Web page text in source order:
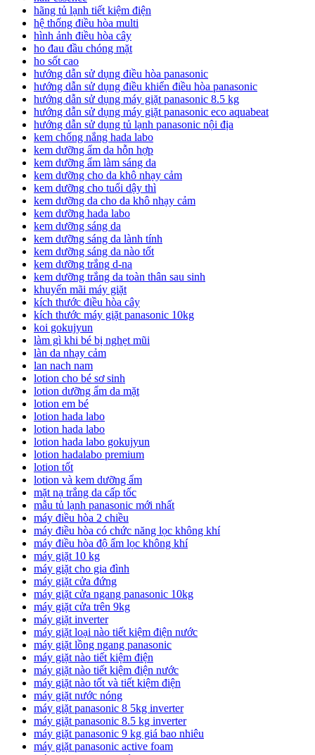
hãng tủ lạnh tiết kiệm điện
hệ thống điều hòa multi
hình ảnh điều hòa cây
ho đau đầu chóng mặt
ho sốt cao
hướng dẫn sử dụng điều hòa panasonic
hướng dẫn sử dụng điều khiển điều hòa panasonic
hướng dẫn sử dụng máy giặt panasonic 8.5 kg
hướng dẫn sử dụng máy giặt panasonic eco aquabeat
hướng dẫn sử dụng tủ lạnh panasonic nội địa
kem chống nắng hada labo
kem dưỡng ẩm da hỗn hợp
kem dưỡng ẩm làm sáng da
kem dưỡng cho da khô nhạy cảm
kem dưỡng cho tuổi dậy thì
kem dưỡng da cho da khô nhạy cảm
kem dưỡng hada labo
kem dưỡng sáng da
kem dưỡng sáng da lành tính
kem dưỡng sáng da nào tốt
kem dưỡng trắng d-na
kem dưỡng trắng da toàn thân sau sinh
khuyến mãi máy giặt
kích thước điều hòa cây
kích thước máy giặt panasonic 10kg
koi gokujyun
làm gì khi bé bị nghẹt mũi
làn da nhạy cảm
lan nach nam
lotion cho bé sơ sinh
lotion dưỡng ẩm da mặt
lotion em bé
lotion hada labo
lotion hada labo
lotion hada labo gokujyun
lotion hadalabo premium
lotion tốt
lotion và kem dưỡng ẩm
mặt nạ trắng da cấp tốc
mẫu tủ lạnh panasonic mới nhất
máy điều hòa 2 chiều
máy điều hòa có chức năng lọc không khí
máy điều hòa độ ẩm lọc không khí
máy giặt 10 kg
máy giặt cho gia đình
máy giặt cửa đứng
máy giặt cửa ngang panasonic 10kg
máy giặt cửa trên 9kg
máy giặt inverter
máy giặt loại nào tiết kiệm điện nước
máy giặt lồng ngang panasonic
máy giặt nào tiết kiệm điện
máy giặt nào tiết kiệm điện nước
máy giặt nào tốt và tiết kiệm điện
máy giặt nước nóng
máy giặt panasonic 8 5kg inverter
máy giặt panasonic 8.5 kg inverter
máy giặt panasonic 9 kg giá bao nhiêu
máy giặt panasonic active foam